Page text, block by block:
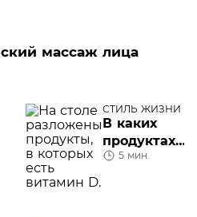
массаж лица
СТИЛЬ ЖИЗНИ
В каких
продуктах
содержится
5 мин.